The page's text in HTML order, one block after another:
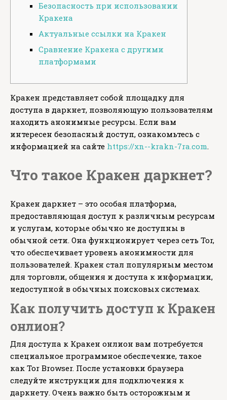
Безопасность при использовании
Кракена
Актуальные ссылки на Кракен
Сравнение Кракена с другими
платформами
Кракен представляет собой площадку для
доступа в даркнет, позволяющую пользователям
находить анонимные ресурсы. Если вам
интересен безопасный доступ, ознакомьтесь с
информацией на сайте https://xn--krakn-7ra.com.
Что такое Кракен даркнет?
Кракен даркнет – это особая платформа,
предоставляющая доступ к различным ресурсам
и услугам, которые обычно не доступны в
обычной сети. Она функционирует через сеть Tor,
что обеспечивает уровень анонимности для
пользователей. Кракен стал популярным местом
для торговли, общения и доступа к информации,
недоступной в обычных поисковых системах.
Как получить доступ к Кракен
онлион?
Для доступа к Кракен онлион вам потребуется
специальное программное обеспечение, такое
как Tor Browser. После установки браузера
следуйте инструкции для подключения к
даркнету. Очень важно быть осторожным и